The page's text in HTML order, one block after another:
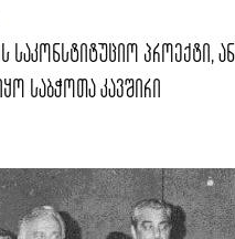
საკონსტიტუციო პროექტი,
საბჭოთა კავშირი